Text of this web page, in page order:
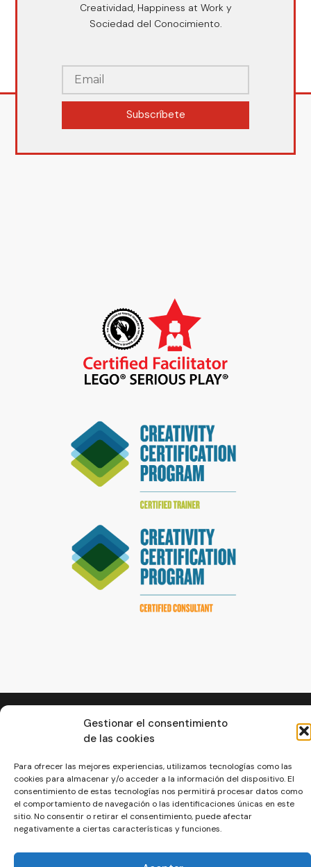
Gestionar el consentimiento
de las cookies
Para ofrecer las mejores experiencias, utilizamos tecnologías como las
cookies para almacenar y/o acceder a la información del dispositivo. El
consentimiento de estas tecnologías nos permitirá procesar datos como
el comportamiento de navegación o las identificaciones únicas en este
sitio. No consentir o retirar el consentimiento, puede afectar
negativamente a ciertas características y funciones.
Creatividad, Happiness at Work y
Sociedad del Conocimiento.
Subscríbete
Política de cookiesPolítica de privacidad